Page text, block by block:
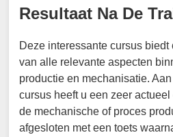
Resultaat Na De
Deze interessante cursus
van alle relevante aspecten
productie en mechanisatie.
cursus heeft u een zeer
de mechanische of proces
afgesloten met een toets